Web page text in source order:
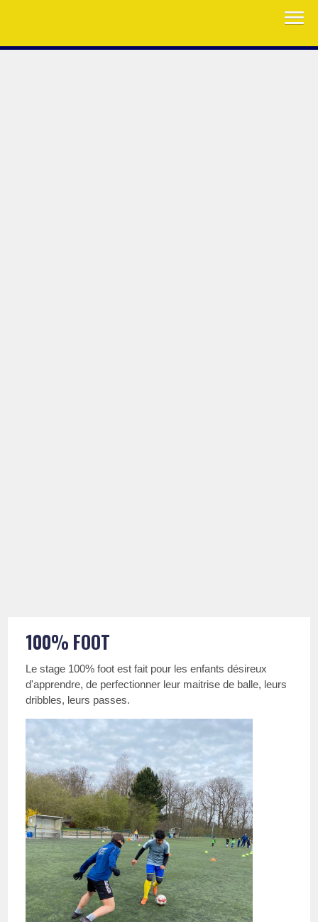
100% FOOT
Le stage 100% foot est fait pour les enfants désireux
d'apprendre, de perfectionner leur maitrise de balle, leurs
dribbles, leurs passes.